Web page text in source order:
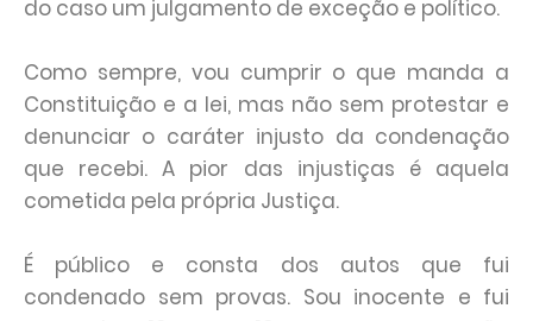
do caso um julgamento de exceção e político.
Como sempre, vou cumprir o que manda a
Constituição e a lei, mas não sem protestar e
denunciar o caráter injusto da condenação
que recebi. A pior das injustiças é aquela
cometida pela própria Justiça.
É público e consta dos autos que fui
condenado sem provas. Sou inocente e fui